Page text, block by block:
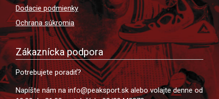
Dodacie podmienky
Ochrana súkromia
Zákaznícka podpora
Potrebujete poradiť?
Napíšte nám na info@peaksport.sk alebo volajte denne od